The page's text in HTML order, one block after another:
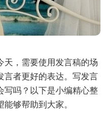
天，需要使用发言稿的场
言者更好的表达。写发言
写吗？以下是小编精心整
够帮助到大家。